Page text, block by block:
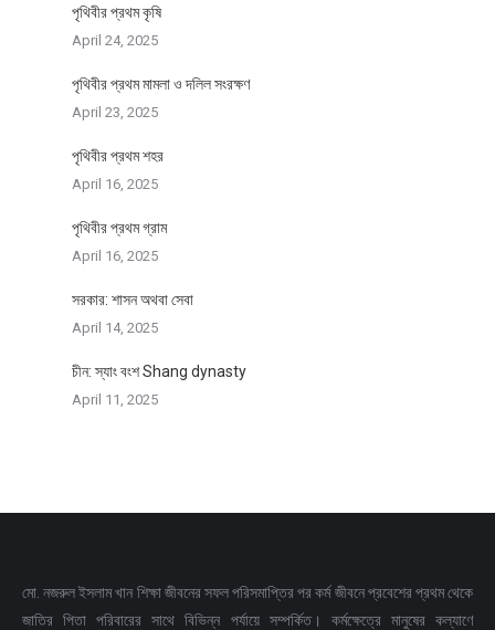
পৃথিবীর প্রথম কৃষি
April 24, 2025
পৃথিবীর প্রথম মামলা ও দলিল সংরক্ষণ
April 23, 2025
পৃথিবীর প্রথম শহর
April 16, 2025
পৃথিবীর প্রথম গ্রাম
April 16, 2025
সরকার: শাসন অথবা সেবা
April 14, 2025
চীন: স্যাং বংশ Shang dynasty
April 11, 2025
মো. নজরুল ইসলাম খান শিক্ষা জীবনের সফল পরিসমাপ্তির পর কর্ম জীবনে প্রবেশের প্রথম থেকে
জাতির পিতা পরিবারের সাথে বিভিন্ন পর্যায়ে সম্পর্কিত। কর্মক্ষেত্রে মানুষের কল্যাণে